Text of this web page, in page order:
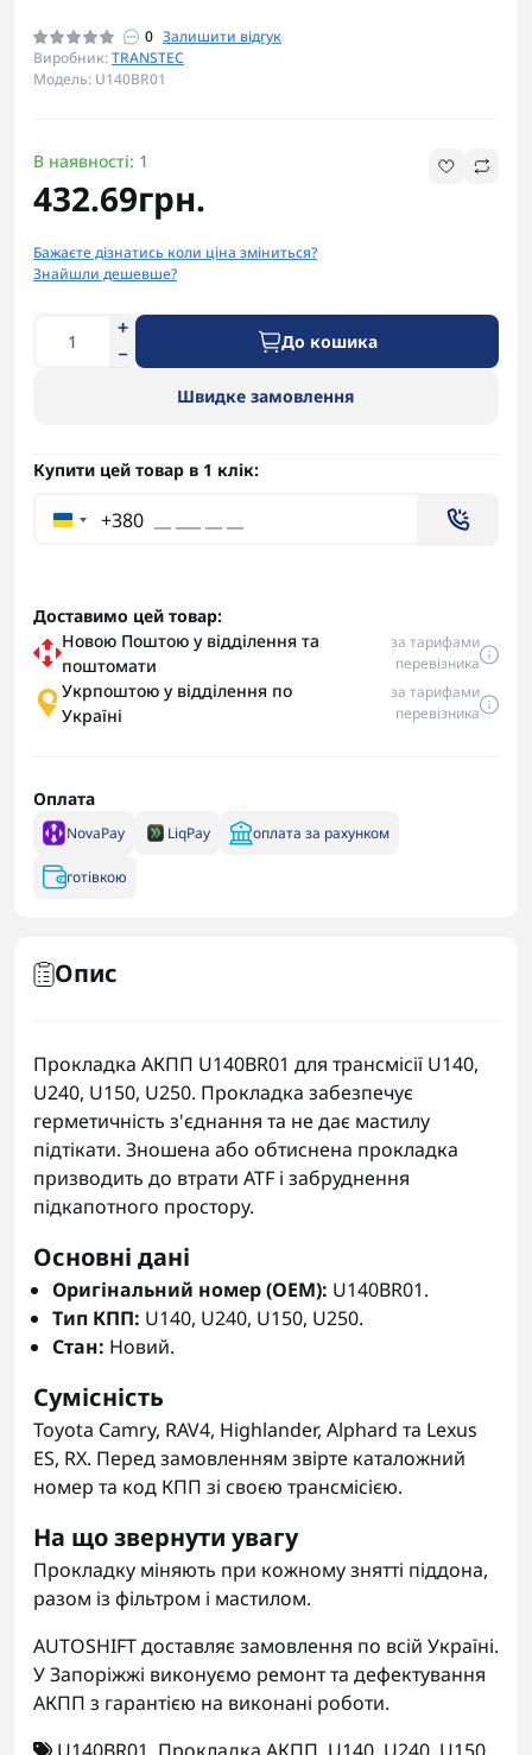
0 Залишити відгук
Виробник:TRANSTEC
Модель: U140BR01
В наявності: 1
432.69грн.
Бажаєте дізнатись коли ціна зміниться?
Знайшли дешевше?
До кошика
Швидке замовлення
Купити цей товар в 1 клік:
+380
Доставимо цей товар:
Новою Поштою у відділення та
поштомати
за тарифами
перевізника
Укрпоштою у відділення по
Україні
за тарифами
перевізника
Оплата
NovaPay LiqPay оплата за рахунком
готівкою
Опис
Прокладка АКПП U140BR01 для трансмісії U140,
U240, U150, U250. Прокладка забезпечує
герметичність з'єднання та не дає мастилу
підтікати. Зношена або обтиснена прокладка
призводить до втрати ATF і забруднення
підкапотного простору.
Основні дані
Оригінальний номер (OEM): U140BR01.
Тип КПП: U140, U240, U150, U250.
Стан: Новий.
Сумісність
Toyota Camry, RAV4, Highlander, Alphard та Lexus
ES, RX. Перед замовленням звірте каталожний
номер та код КПП зі своєю трансмісією.
На що звернути увагу
Прокладку міняють при кожному знятті піддона,
разом із фільтром і мастилом.
AUTOSHIFT доставляє замовлення по всій Україні.
У Запоріжжі виконуємо ремонт та дефектування
АКПП з гарантією на виконані роботи.